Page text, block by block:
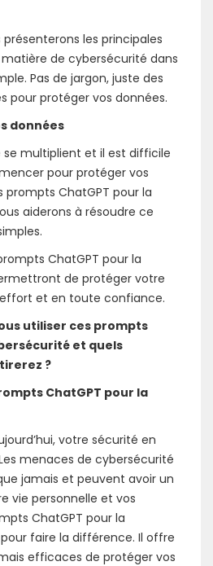
les principales
de cybersécurité dans
Pas de jargon, juste des
pour protéger vos données.
données
se multiplient et il est difficile
pour protéger vos
prompts ChatGPT pour la
aiderons à résoudre ce
ChatGPT pour la
de protéger votre
et en toute confiance.
utiliser ces prompts
et quels
?
ChatGPT pour la
votre sécurité en
menaces de cybersécurité
jamais et peuvent avoir un
vie personnelle et vos
ChatGPT pour la
faire la différence. Il offre
efficaces de protéger vos